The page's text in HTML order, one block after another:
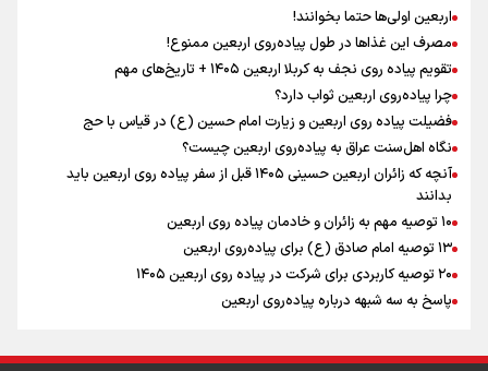
نگاه تمدنی رهبر شهید به فضای مجازی
رابطه کارگر و کارفرما در اندیشه رهبر شهید: از تضاد به
زوجیت
اینفو برنا / جدول کامل فاصله مرز شلمچه تا شهرهای زیارتی
عراق
اربعین اولی‌ها حتما بخوانند!
مصرف این غذاها در طول پیاده‌روی اربعین ممنوع!
تقویم پیاده روی نجف به کربلا اربعین ۱۴۰۵ + تاریخ‌های مهم
چرا پیاده‌روی اربعین ثواب دارد؟
فضیلت پیاده روی اربعین و زیارت امام حسین (ع) در قیاس با حج
نگاه اهل‌سنت عراق به پیاده‌روی اربعین چیست؟
آنچه که زائران اربعین حسینی ۱۴۰۵ قبل از سفر پیاده روی اربعین باید
بدانند
۱۰ توصیه مهم به زائران و خادمان پیاده روی اربعین
۱۳ توصیه امام صادق (ع) برای پیاده‌روی اربعین
۲۰ توصیه کاربردی برای شرکت در پیاده روی اربعین ۱۴۰۵
پاسخ به سه‌ شبهه درباره پیاده‌روی اربعین